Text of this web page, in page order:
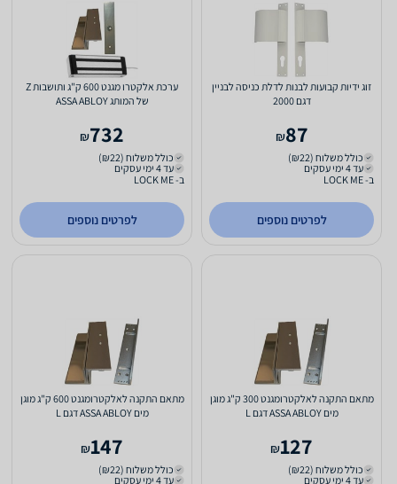
זוג ידיות קבועות לבנות לדלת כניסה לבניין
דגם 2000
87
₪
כולל משלוח (₪22)
עד 4 ימי עסקים
ב- LOCK ME
לפרטים נוספים
ערכת אלקטרו מגנט 600 ק"ג ותושבות Z
של המותג ASSA ABLOY
732
₪
כולל משלוח (₪22)
עד 4 ימי עסקים
ב- LOCK ME
לפרטים נוספים
מתאם התקנה לאלקטרומגנט 300 ק"ג מוגן
מים ASSA ABLOY דגם L
127
₪
כולל משלוח (₪22)
עד 4 ימי עסקים
מתאם התקנה לאלקטרומגנט 600 ק"ג מוגן
מים ASSA ABLOY דגם L
147
₪
כולל משלוח (₪22)
עד 4 ימי עסקים